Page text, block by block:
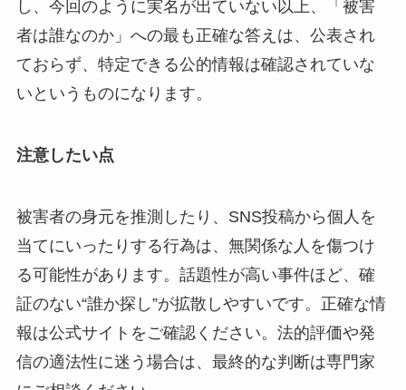
し、今回のように実名が出ていない以上、「被害
者は誰なのか」への最も正確な答えは、公表され
ておらず、特定できる公的情報は確認されていな
いというものになります。
注意したい点
被害者の身元を推測したり、SNS投稿から個人を
当てにいったりする行為は、無関係な人を傷つけ
る可能性があります。話題性が高い事件ほど、確
証のない“誰か探し”が拡散しやすいです。正確な情
報は公式サイトをご確認ください。法的評価や発
信の適法性に迷う場合は、最終的な判断は専門家